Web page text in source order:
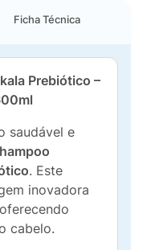
Ficha Técnica
Prebiótico –
saudável e
. Este
inovadora
cabelo.